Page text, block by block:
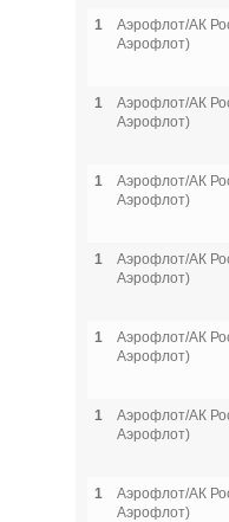
1
Аэрофлот/АК
Аэрофлот)
1
Аэрофлот/АК
Аэрофлот)
1
Аэрофлот/АК
Аэрофлот)
1
Аэрофлот/АК
Аэрофлот)
1
Аэрофлот/АК
Аэрофлот)
1
Аэрофлот/АК
Аэрофлот)
1
Аэрофлот/АК
Аэрофлот)